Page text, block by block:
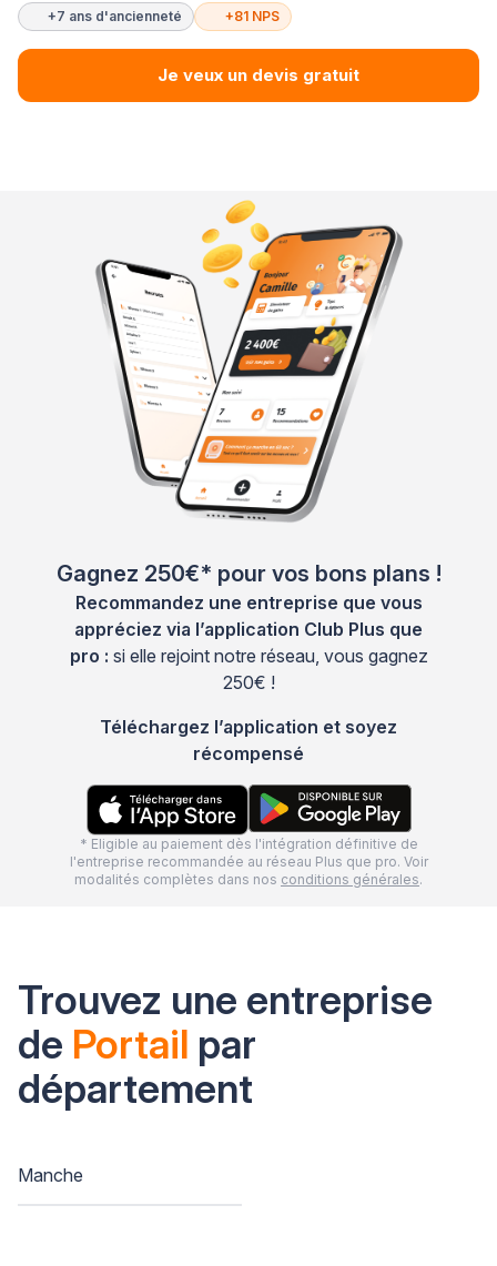
+7 ans d'ancienneté +81 NPS
Je veux un devis gratuit
Gagnez 250€* pour vos bons plans !
Recommandez une entreprise que vous
appréciez via l’application Club Plus que
pro : si elle rejoint notre réseau, vous gagnez
250€ !
Téléchargez l’application et soyez
récompensé
* Eligible au paiement dès l'intégration définitive de
l'entreprise recommandée au réseau Plus que pro. Voir
modalités complètes dans nos conditions générales.
Trouvez une entreprise
de Portail par
département
Manche